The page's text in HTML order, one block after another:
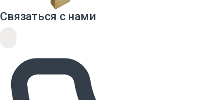
Связаться с нами